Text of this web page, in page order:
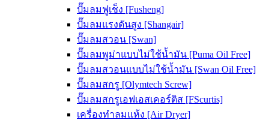
ปั๊มลมฟูเช็ง [Fusheng]
ปั๊มลมแรงดันสูง [Shangair]
ปั๊มลมสวอน [Swan]
ปั๊มลมพูม่าแบบไม่ใช้น้ำมัน [Puma Oil Free]
ปั๊มลมสวอนแบบไม่ใช้น้ำมัน [Swan Oil Free]
ปั๊มลมสกรู [Olymtech Screw]
ปั๊มลมสกรูเอฟเอสเคอร์ติส [FScurtis]
เครื่องทำลมแห้ง [Air Dryer]